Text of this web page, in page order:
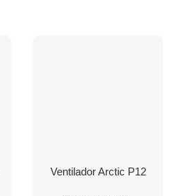
Ventilador Arctic P12